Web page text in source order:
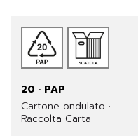
20 · PAP
Cartone ondulato ·
Raccolta Carta